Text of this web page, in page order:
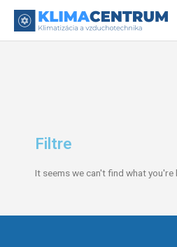
Filtre
It seems we can't find what you're